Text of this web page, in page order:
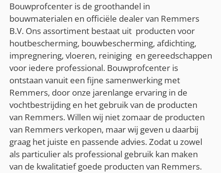
Bouwprofcenter is de groothandel in
bouwmaterialen en officiële dealer van Remmers
B.V.Ons assortiment bestaat uit producten voor
houtbescherming, bouwbescherming, afdichting,
impregnering, vloeren, reinigingen gereedschappen
voor iedere professional. Bouwprofcenter is
ontstaan vanuit een fijne samenwerking met
Remmers, door onze jarenlange ervaring in de
vochtbestrijding en het gebruik van de producten
van Remmers. Willen wij niet zomaar de producten
van Remmers verkopen, maar wij geven u daarbij
graag het juiste en passende advies. Zodat u zowel
als particulier als professional gebruik kan maken
van de kwalitatief goede producten van Remmers.